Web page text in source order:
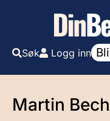
Søk Logg inn
Martin